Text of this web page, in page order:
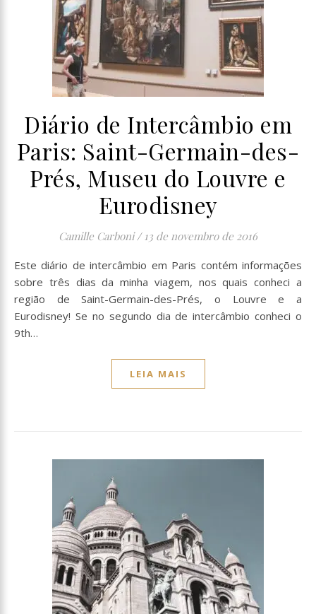
Diário de Intercâmbio em
Paris: Saint-Germain-des-
Prés, Museu do Louvre e
Eurodisney
Camille Carboni / 13 de novembro de 2016
Este diário de intercâmbio em Paris contém informações
sobre três dias da minha viagem, nos quais conheci a
região de Saint-Germain-des-Prés, o Louvre e a
Eurodisney! Se no segundo dia de intercâmbio conheci o
9th…
LEIA MAIS